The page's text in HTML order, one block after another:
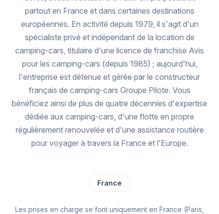
partout en France et dans certaines destinations
européennes. En activité depuis 1979, il s'agit d'un
spécialiste privé et indépendant de la location de
camping-cars, titulaire d'une licence de franchise Avis
pour les camping-cars (depuis 1985) ; aujourd'hui,
l'entreprise est détenue et gérée par le constructeur
français de camping-cars Groupe Pilote. Vous
bénéficiez ainsi de plus de quatre décennies d'expertise
dédiée aux camping-cars, d'une flotte en propre
régulièrement renouvelée et d'une assistance routière
pour voyager à travers la France et l'Europe.
France
Les prises en charge se font uniquement en France (Paris,